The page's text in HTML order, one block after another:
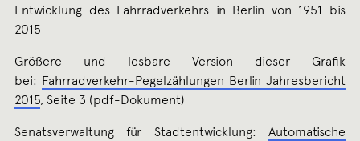
Entwicklung des Fahrradverkehrs in Berlin von 1951 bis
2015
Größere und lesbare Version dieser Grafik
bei: Fahrradverkehr-Pegelzählungen Berlin Jahresbericht
2015, Seite 3 (pdf-Dokument)
Senatsverwaltung für Stadtentwicklung: Automatische